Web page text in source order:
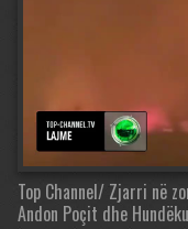
Top Channel/ Zjarri në
Andon Poçit dhe